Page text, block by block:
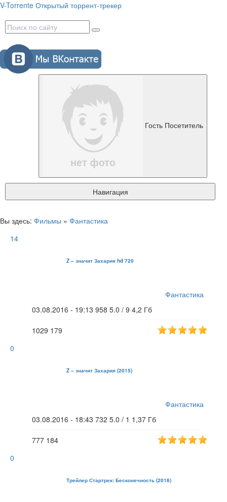
V-Torrente Открытый торрент-трекер
Гость Посетитель
Навигация
Вы здесь: Фильмы » Фантастика
14
Z – значит Захария hd 720
Фантастика
03.08.2016 - 19:13 958 5.0 / 9 4,2 Гб
1029 179
0
Z – значит Захария (2015)
Фантастика
03.08.2016 - 18:43 732 5.0 / 1 1,37 Гб
777 184
0
Трейлер Стартрек: Бесконечность (2016)